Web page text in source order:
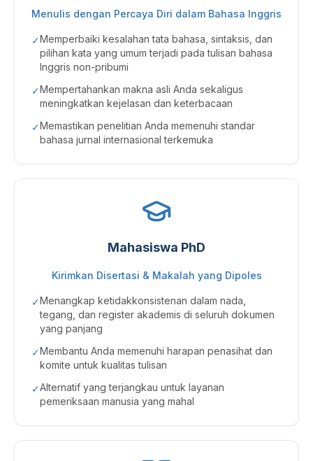
Menulis dengan Percaya Diri dalam Bahasa Inggris
✓Memperbaiki kesalahan tata bahasa, sintaksis, dan
pilihan kata yang umum terjadi pada tulisan bahasa
Inggris non-pribumi
✓Mempertahankan makna asli Anda sekaligus
meningkatkan kejelasan dan keterbacaan
✓Memastikan penelitian Anda memenuhi standar
bahasa jurnal internasional terkemuka
Mahasiswa PhD
Kirimkan Disertasi & Makalah yang Dipoles
✓Menangkap ketidakkonsistenan dalam nada,
tegang, dan register akademis di seluruh dokumen
yang panjang
✓Membantu Anda memenuhi harapan penasihat dan
komite untuk kualitas tulisan
✓Alternatif yang terjangkau untuk layanan
pemeriksaan manusia yang mahal